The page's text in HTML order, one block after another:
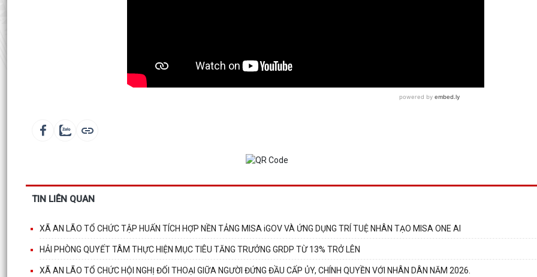
TIN LIÊN QUAN
XÃ AN LÃO TỔ CHỨC TẬP HUẤN TÍCH HỢP NỀN TẢNG MISA iGOV VÀ ỨNG DỤNG TRÍ TUỆ NHÂN TẠO MISA ONE AI
HẢI PHÒNG QUYẾT TÂM THỰC HIỆN MỤC TIÊU TĂNG TRƯỞNG GRDP TỪ 13% TRỞ LÊN
XÃ AN LÃO TỔ CHỨC HỘI NGHỊ ĐỐI THOẠI GIỮA NGƯỜI ĐỨNG ĐẦU CẤP ỦY, CHÍNH QUYỀN VỚI NHÂN DÂN NĂM 2026.